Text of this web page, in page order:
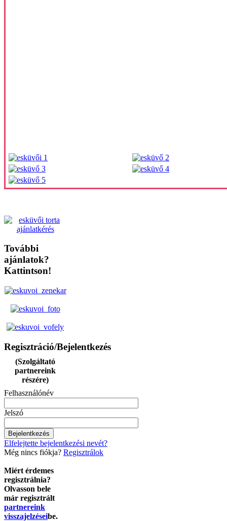
További
ajánlatok?
Kattintson!
Regisztráció/Bejelentkezés
(Szolgáltató
partnereink
részére)
Felhasználónév
Jelszó
Elfelejtette bejelentkezési nevét?
Még nincs fiókja? Regisztrálok
Miért érdemes
regisztrálnia?
Olvasson bele
már regisztrált
partnereink
visszajelzéseibe.